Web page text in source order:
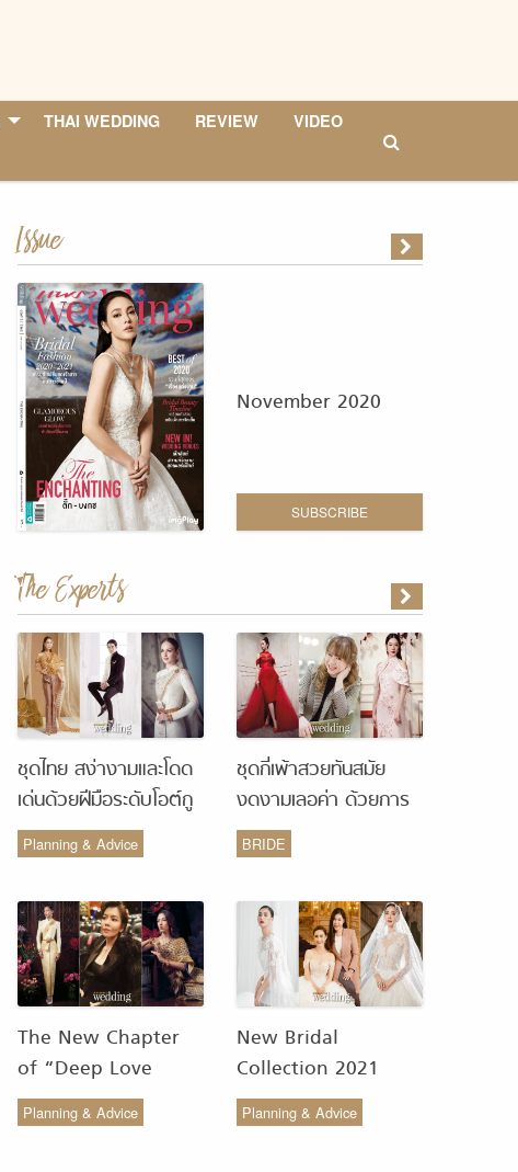
THAI WEDDING REVIEW
VIDEO
Issue
November 2020
SUBSCRIBE
The Experts
ชุดไทย สง่างามและโดด
เด่นด้วยฝีมือระดับโอต์กู
ตูร์ จากห้องเสื้อ Vanus
Couture
Planning & Advice
ชุดกี่เพ้าสวยทันสมัย
งดงามเลอค่า ด้วยการ
รังสรรค์จากห้องเสื้อ
Monique Wedding
BRIDE
The New Chapter
of “Deep Love
Wedding Studio” :
รังสรรค์ผ้าทอของไทยให้
Planning & Advice
New Bridal
Collection 2021
from COCO CHIC
สวย เรียบง่าย สไตล์มินิ
Planning & Advice